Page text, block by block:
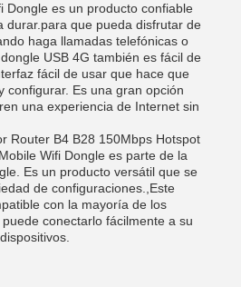
Dongle es un producto confiable
durar.para que pueda disfrutar de
haga llamadas telefónicas o
USB 4G también es fácil de
fácil de usar que hace que
configurar. Es una gran opción
una experiencia de Internet sin
Router B4 B28 150Mbps Hotspot
Wifi Dongle es parte de la
Es un producto versátil que se
de configuraciones.,Este
con la mayoría de los
conectarlo fácilmente a su